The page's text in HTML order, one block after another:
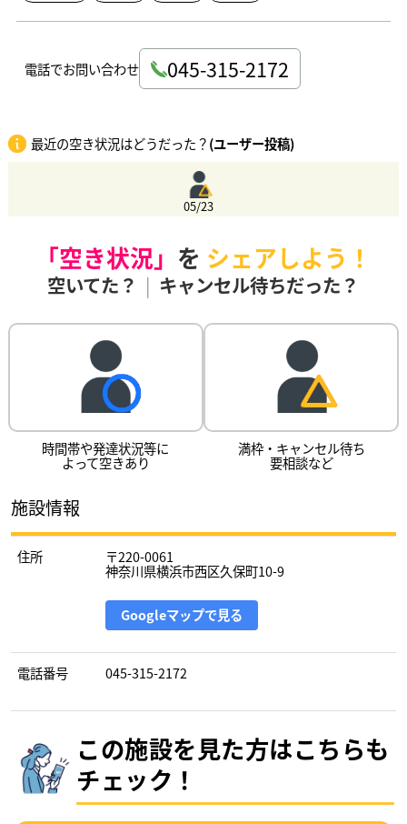
電話でお問い合わせ 045-315-2172
最近の空き状況はどうだった？(ユーザー投稿)
05/23
「空き状況」 を シェアしよう！
空いてた？ | キャンセル待ちだった？
時間帯や発達状況等に
よって空きあり
満枠・キャンセル待ち
要相談など
施設情報
住所 〒220-0061
神奈川県横浜市西区久保町10-9
Googleマップで見る
電話番号 045-315-2172
この施設を見た方はこちらも
チェック！